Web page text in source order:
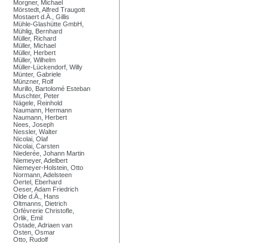
Morgner, Michael
Mörstedt, Alfred Traugott
Mostaert d.Ä., Gillis
Mühle-Glashütte GmbH,
Mühlig, Bernhard
Müller, Richard
Müller, Michael
Müller, Herbert
Müller, Wilhelm
Müller-Lückendorf, Willy
Münter, Gabriele
Münzner, Rolf
Murillo, Bartolomé Esteban
Muschter, Peter
Nägele, Reinhold
Naumann, Hermann
Naumann, Herbert
Nees, Joseph
Nessler, Walter
Nicolai, Olaf
Nicolai, Carsten
Niederée, Johann Martin
Niemeyer, Adelbert
Niemeyer-Holstein, Otto
Normann, Adelsteen
Oertel, Eberhard
Oeser, Adam Friedrich
Olde d.Ä., Hans
Oltmanns, Dietrich
Orfèvrerie Christofle,
Orlik, Emil
Ostade, Adriaen van
Osten, Osmar
Otto, Rudolf